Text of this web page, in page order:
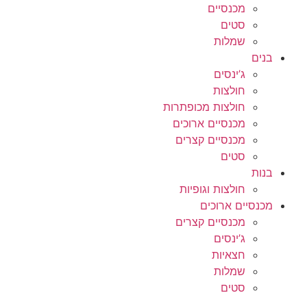
מכנסיים
סטים
שמלות
בנים
ג’ינסים
חולצות
חולצות מכופתרות
מכנסיים ארוכים
מכנסיים קצרים
סטים
בנות
חולצות וגופיות
מכנסיים ארוכים
מכנסיים קצרים
ג’ינסים
חצאיות
שמלות
סטים